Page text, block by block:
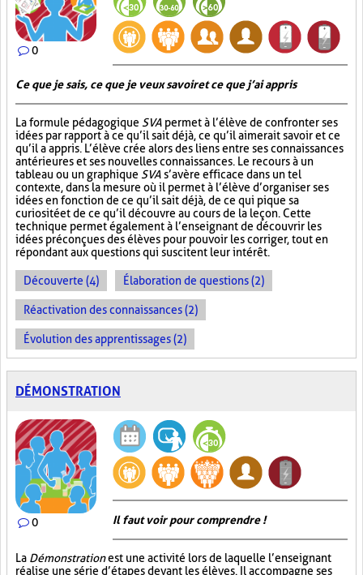
0
Ce que je sais, ce que je veux savoir et ce que j’ai appris
La formule pédagogique SVA permet à l’élève de confronter ses
idées par rapport à ce qu’il sait déjà, ce qu’il aimerait savoir et ce
qu’il a appris. L’élève crée alors des liens entre ses connaissances
antérieures et ses nouvelles connaissances. Le recours à un
tableau ou un graphique SVA s’avère efficace dans un tel
contexte, dans la mesure où il permet à l’élève d’organiser ses
idées en fonction de ce qu’il sait déjà, de ce qui pique sa
curiosité et de ce qu’il découvre au cours de la leçon. Cette
technique permet également à l’enseignant de découvrir les
idées préconçues des élèves pour pouvoir les corriger, tout en
répondant aux questions qui suscitent leur intérêt.
Découverte (4) Élaboration de questions (2)
Réactivation des connaissances (2)
Évolution des apprentissages (2)
DÉMONSTRATION
0 Il faut voir pour comprendre !
La Démonstrationest une activité lors de laquelle l’enseignant
réalise une série d’étapes devant les élèves. Il accompagne ses